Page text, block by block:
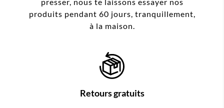
presser, nous te laissons essayer nos
produits pendant 60 jours, tranquillement,
à la maison.
Retours gratuits